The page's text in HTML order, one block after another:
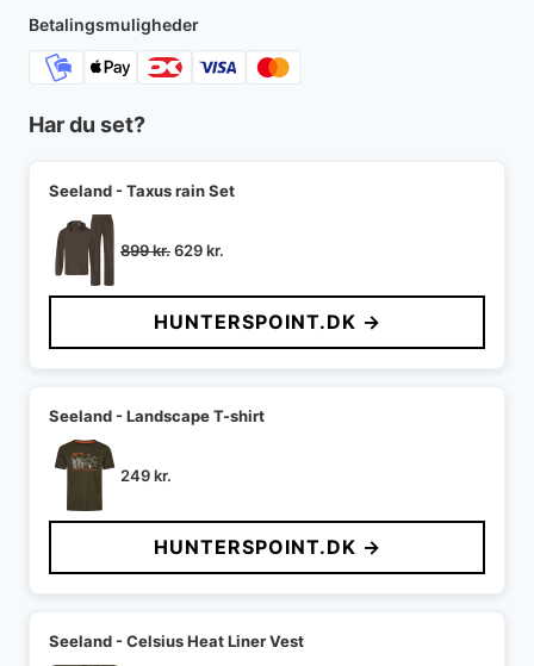
Betalingsmuligheder
Har du set?
Seeland - Taxus rain Set
899kr.Den
pris
var:
899 kr..
629kr.
pris
er:
629 kr..
HUNTERSPOINT.DK →
Seeland - Landscape T-shirt
249kr.
HUNTERSPOINT.DK →
Seeland - Celsius Heat Liner Vest